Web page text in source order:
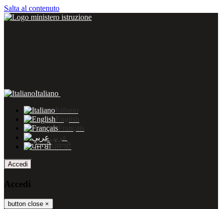
Salta al contenuto
Italiano
Italiano
English
Français
عربى
ਪੰਜਾਬੀ
Accedi
Accedi
button close ×